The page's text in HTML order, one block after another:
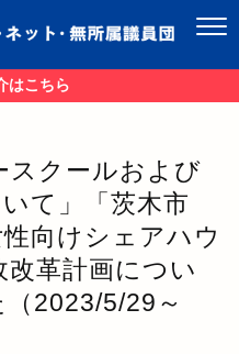
はこちら
スクールおよび
て」「茨木市
向けシェアハウ
改革計画につい
2023/5/29～